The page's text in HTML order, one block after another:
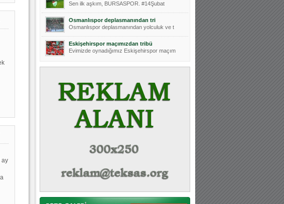
ay
Sen ilk aşkım, BURSASPOR. #14Şubat
Osmanlıspor deplasmanından tri
Osmanlıspor deplasmanından yolculuk ve t
Eskişehirspor maçımızdan tribü
Evimizde oynadığımız Eskişehirspor maçım